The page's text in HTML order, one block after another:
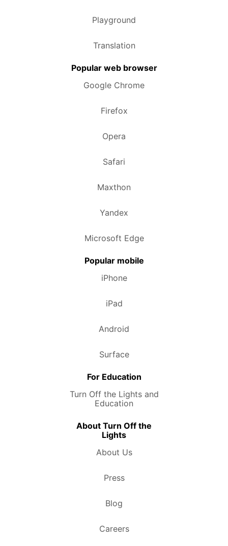
Playground
Translation
Popular web browser
Google Chrome
Firefox
Opera
Safari
Maxthon
Yandex
Microsoft Edge
Popular mobile
iPhone
iPad
Android
Surface
For Education
Turn Off the Lights and
Education
About Turn Off the
Lights
About Us
Press
Blog
Careers